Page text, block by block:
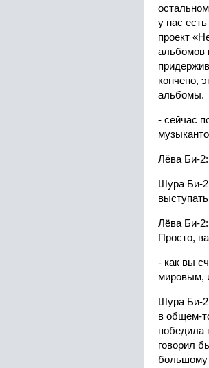
у нас
проект
альбомов
кончено,
альбомы.
- сейчас
Лёва Би-
Шура Би-
Лёва Би-
Просто,
- как вы
мировым,
Шура Би-
в общем-
победила
говорил
большому